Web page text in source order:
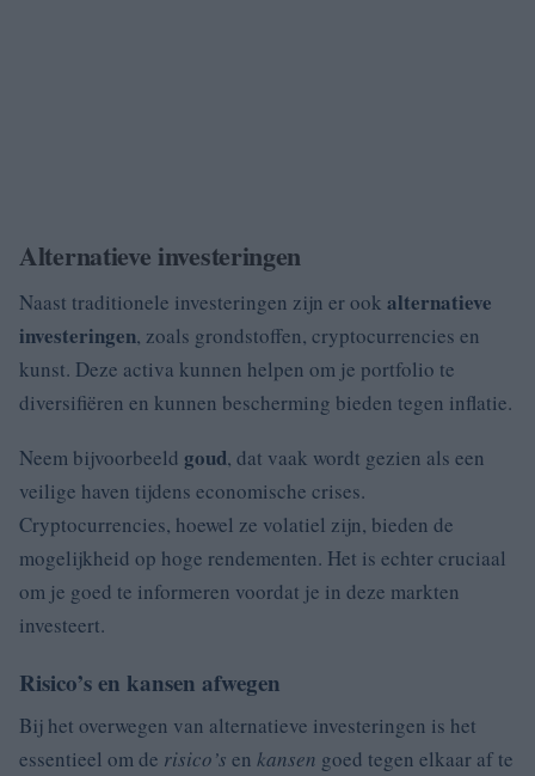
Alternatieve investeringen
Naast traditionele investeringen zijn er ook alternatieve
investeringen, zoals grondstoffen, cryptocurrencies en
kunst. Deze activa kunnen helpen om je portfolio te
diversifiëren en kunnen bescherming bieden tegen inflatie.
Neem bijvoorbeeld goud, dat vaak wordt gezien als een
veilige haven tijdens economische crises.
Cryptocurrencies, hoewel ze volatiel zijn, bieden de
mogelijkheid op hoge rendementen. Het is echter cruciaal
om je goed te informeren voordat je in deze markten
investeert.
Risico’s en kansen afwegen
Bij het overwegen van alternatieve investeringen is het
essentieel om de risico’s en kansen goed tegen elkaar af te